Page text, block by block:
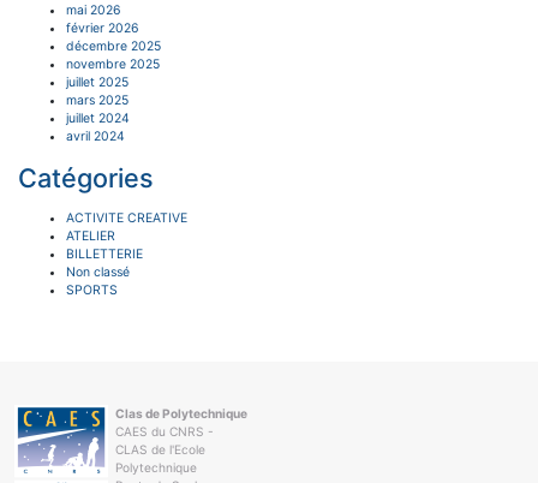
mai 2026
février 2026
décembre 2025
novembre 2025
juillet 2025
mars 2025
juillet 2024
avril 2024
Catégories
ACTIVITE CREATIVE
ATELIER
BILLETTERIE
Non classé
SPORTS
Clas de Polytechnique
CAES du CNRS -
CLAS de l'Ecole
Polytechnique